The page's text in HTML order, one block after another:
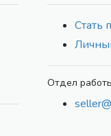
Стать
Отдел